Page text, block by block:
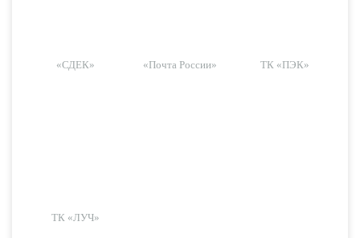
«СДЕК» «Почта России» ТК «ПЭК»
ТК «ЛУЧ»